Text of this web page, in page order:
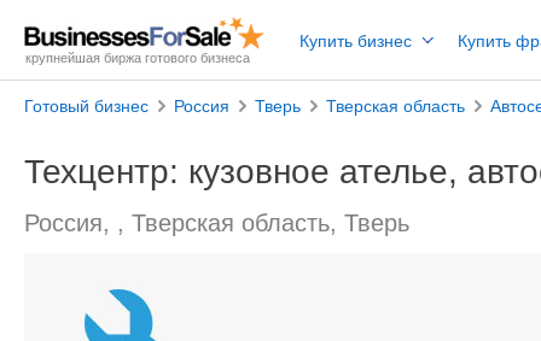
крупнейшая биржа готового бизнеса
Купить бизнес Купить
Готовый бизнес Россия Тверь Тверская область
Техцентр: кузовное ателье,
Россия, , Тверская область, Тверь